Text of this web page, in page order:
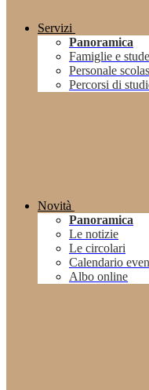
Servizi
Panoramica
Famiglie e
Personale
Percorsi di
Novità
Panoramica
Le notizie
Le circolari
Calendario
Albo online